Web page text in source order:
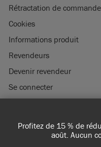
Profitez de 15 % de
août. Aucun
Rétractation de commande
Cookies
Informations produit
Revendeurs
Devenir revendeur
Se connecter
© 2026 ANNIE SLOAN INTERIORS
commerce enregistrée de Annie